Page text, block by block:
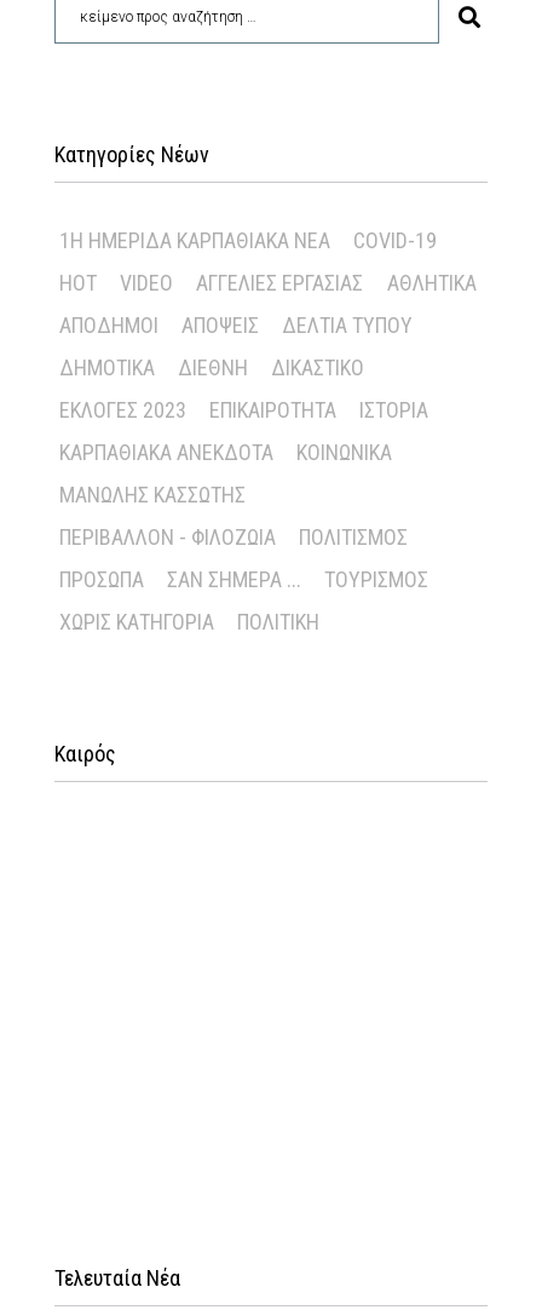
Κατηγορίες Νέων
1Η ΗΜΕΡΊΔΑ ΚΑΡΠΑΘΙΑΚΆ ΝΈΑ
COVID-19
HOT
VIDEO ΑΓΓΕΛΊΕΣ ΕΡΓΑΣΊΑΣ
ΑΘΛΗΤΙΚΆ
ΑΠΌΔΗΜΟΙ
ΑΠΌΨΕΙΣ
ΔΕΛΤΊΑ ΤΎΠΟΥ
ΔΗΜΟΤΙΚΆ
ΔΙΕΘΝΉ
ΔΙΚΑΣΤΙΚΌ
ΕΚΛΟΓΈΣ 2023
ΕΠΙΚΑΙΡΌΤΗΤΑ
ΙΣΤΟΡΊΑ
ΚΑΡΠΑΘΙΑΚΆ ΑΝΈΚΔΟΤΑ
ΚΟΙΝΩΝΙΚΆ
ΜΑΝΏΛΗΣ ΚΑΣΣΏΤΗΣ
ΠΕΡΙΒΆΛΛΟΝ - ΦΙΛΟΖΩΊΑ
ΠΟΛΙΤΙΣΜΌΣ
ΠΡΌΣΩΠΑ
ΣΑΝ ΣΉΜΕΡΑ ...
ΤΟΥΡΙΣΜΌΣ
ΧΩΡΊΣ ΚΑΤΗΓΟΡΊΑ
ΠΟΛΙΤΙΚΉ
Καιρός
Τελευταία Νέα